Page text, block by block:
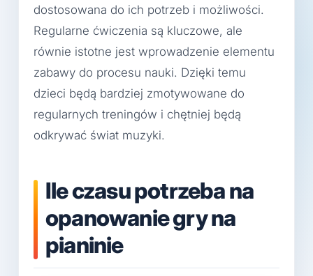
dostosowana do ich potrzeb i możliwości.
Regularne ćwiczenia są kluczowe, ale
równie istotne jest wprowadzenie elementu
zabawy do procesu nauki. Dzięki temu
dzieci będą bardziej zmotywowane do
regularnych treningów i chętniej będą
odkrywać świat muzyki.
Ile czasu potrzeba na
opanowanie gry na
pianinie